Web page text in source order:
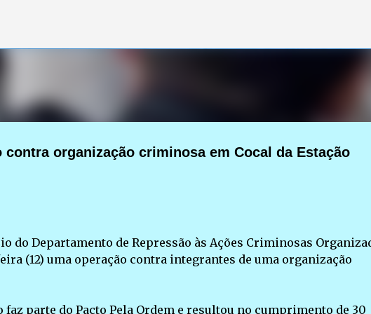
contra organização criminosa em Cocal da Estação
do Departamento de Repressão às Ações Criminosas
(12) uma operação contra integrantes de uma organização
faz parte do Pacto Pela Ordem e resultou no cumprimento de 30